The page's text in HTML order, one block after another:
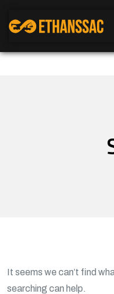
It seems we can’t find
searching can help.